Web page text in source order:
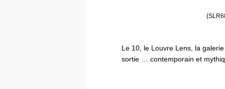
Le 10, le Louvre Lens, la
sortie … contemporain et